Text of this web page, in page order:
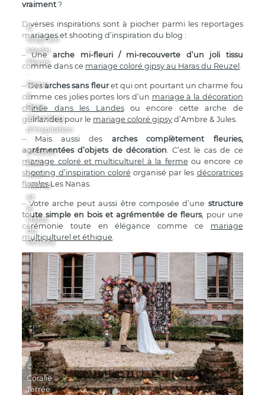
vraiment ?
Diverses inspirations sont à piocher parmi les reportages
mariages et shooting d’inspiration du blog :
– Unearche mi-fleuri / mi-recouverte d’un joli tissu
comme dans ce mariage coloré gipsy au Haras du Reuzel
– Desarches sans fleuret qui ont pourtant un charme fou
comme ces jolies portes lors d’un mariage à la décoration
chinée dans les Landesou encore cette arche de
guirlandes pour le mariage coloré gipsy d’Ambre & Jules.
– Mais aussi des arches complètement fleuries,
agrémentées d’objets de décoration . C’est le cas de ce
mariage coloré et multiculturel à la ferme ou encore ce
shooting d’inspiration coloré organisé par les décoratrices
floralesLes Nanas.
– Votre arche peut aussi être composée d’une structure
toute simple en bois et agrémentée de fleurs, pour une
cérémonie toute en élégance comme ce mariage
multiculturel et éthique
©
Stephen
Meslin
Fleurs
Reine
&
Rose
(Shooting
d'inspiration
L'Atelier
Être
Soie
Même
et
le
Haras
du
Reuzel)
©
Coralie
Terrée